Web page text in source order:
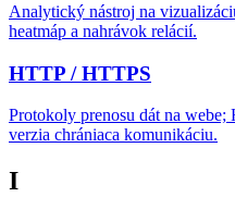
Analytický nástroj na
heatmáp a nahrávok relácií.
HTTP / HTTPS
Protokoly prenosu dát na webe;
verzia chrániaca komunikáciu.
I